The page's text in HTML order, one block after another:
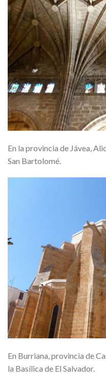
En la provincia de Jávea,
San Bartolomé.
En Burriana, provincia de
la Basílica de El Salvador.